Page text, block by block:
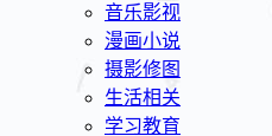
音乐影视
漫画小说
摄影修图
生活相关
学习教育